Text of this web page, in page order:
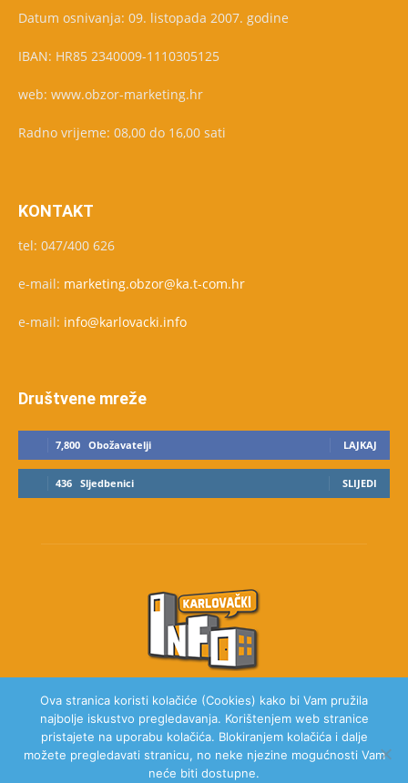
Datum osnivanja: 09. listopada 2007. godine
IBAN: HR85 2340009-1110305125
web: www.obzor-marketing.hr
Radno vrijeme: 08,00 do 16,00 sati
KONTAKT
tel: 047/400 626
e-mail: marketing.obzor@ka.t-com.hr
e-mail: info@karlovacki.info
Društvene mreže
7,800 Obožavatelji LAJKAJ
436 Sljedbenici SLIJEDI
O NAMA
Ova stranica koristi kolačiće (Cookies) kako bi Vam pružila
najbolje iskustvo pregledavanja. Korištenjem web stranice
pristajete na uporabu kolačića. Blokiranjem kolačića i dalje
možete pregledavati stranicu, no neke njezine mogućnosti Vam
neće biti dostupne.